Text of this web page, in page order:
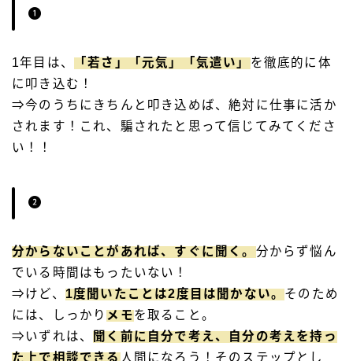
1年目は、 「若さ」「元気」「気遣い」 を徹底的に体
に叩き込む！
⇒今のうちにきちんと叩き込めば、絶対に仕事に活か
されます！これ、騙されたと思って信じてみてくださ
い！！
分からないことがあれば、すぐに聞く。 分からず悩ん
でいる時間はもったいない！
⇒けど、 1度聞いたことは2度目は聞かない。 そのため
には、しっかり メモを取ること。
⇒いずれは、
聞く前に自分で考え、自分の考えを持っ
た上で相談できる 人間になろう！そのステップとし